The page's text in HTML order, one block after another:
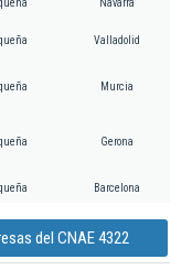
Navarra
Valladolid
Murcia
Gerona
Barcelona
del CNAE 4322